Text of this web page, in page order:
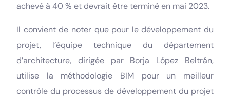
achevé à 40 % et devrait être terminé en mai 2023.
Il convient de noter que pour le développement du
projet, l’équipe technique du département
d’architecture, dirigée par Borja López Beltrán,
utilise la méthodologie BIM pour un meilleur
contrôle du processus de développement du projet